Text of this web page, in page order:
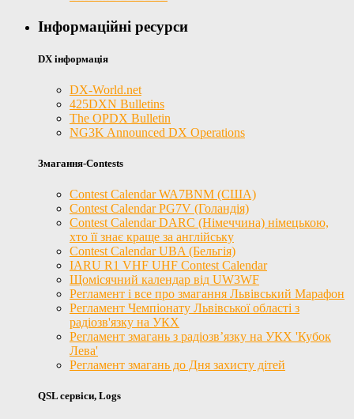
Інформаційні ресурси
DX інформація
DX-World.net
425DXN Bulletins
The OPDX Bulletin
NG3K Announced DX Operations
Змагання-Contests
Contest Calendar WA7BNM (США)
Contest Calendar PG7V (Голандія)
Contest Calendar DARC (Німеччина) німецькою,
хто її знає краще за англійську
Contest Calendar UBA (Бельгія)
IARU R1 VHF UHF Contest Calendar
Щомісячний календар від UW3WF
Регламент і все про змагання Львівський Марафон
Регламент Чемпіонату Львівської області з
радіозв'язку на УКХ
Регламент змагань з радіозв’язку на УКХ 'Кубок
Лева'
Регламент змагань до Дня захисту дітей
QSL сервіси, Logs